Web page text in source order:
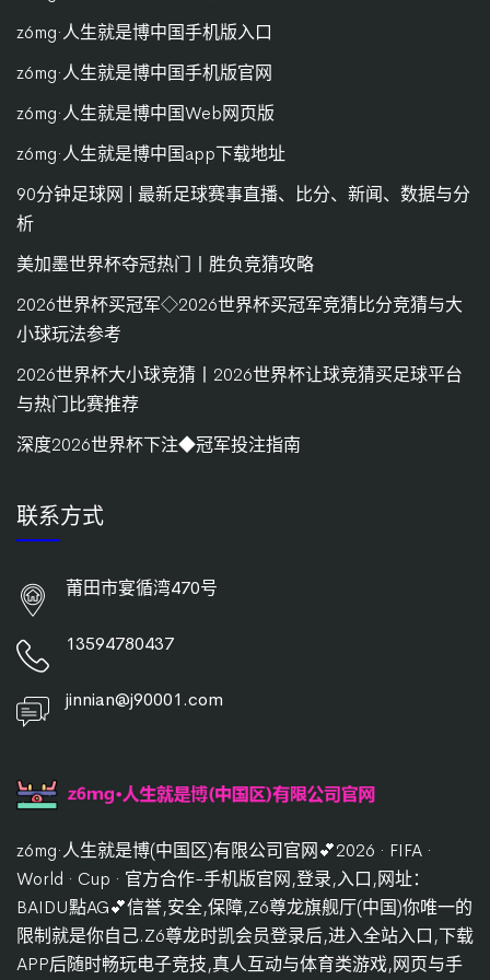
z6mg·人生就是博中国手机版入口
z6mg·人生就是博中国手机版官网
z6mg·人生就是博中国Web网页版
z6mg·人生就是博中国app下载地址
90分钟足球网 | 最新足球赛事直播、比分、新闻、数据与分
析
美加墨世界杯夺冠热门丨胜负竞猜攻略
2026世界杯买冠军◇2026世界杯买冠军竞猜比分竞猜与大
小球玩法参考
2026世界杯大小球竞猜丨2026世界杯让球竞猜买足球平台
与热门比赛推荐
深度2026世界杯下注◆冠军投注指南
联系方式
莆田市宴循湾470号
13594780437
jinnian@j90001.com
z6mg·人生就是博(中国区)有限公司官网💕2026 · FIFA ·
World · Cup · 官方合作-手机版官网,登录,入口,网址：
BAIDU點AG💕信誉,安全,保障,Z6尊龙旗舰厅(中国)你唯一的
限制就是你自己.Z6尊龙时凯会员登录后,进入全站入口,下载
APP后随时畅玩电子竞技,真人互动与体育类游戏,网页与手